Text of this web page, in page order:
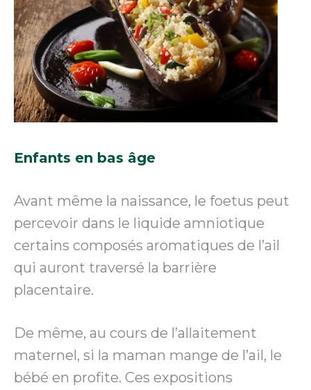
Enfants en bas âge
Avant même la naissance, le foetus peut
percevoir dans le liquide amniotique
certains composés aromatiques de l’ail
qui auront traversé la barrière
placentaire.
De même, au cours de l’allaitement
maternel, si la maman mange de l’ail, le
bébé en profite. Ces expositions